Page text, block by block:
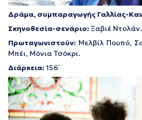
Δράμα, συμπαραγωγής Γαλλίας-
Σκηνοθεσία-σενάριο: Ξαβιέ Ντολάν.
Πρωταγωνιστούν: Μελβίλ Πουπό,
Μπέι, Μόνια Τσόκρι.
Διάρκεια:156΄